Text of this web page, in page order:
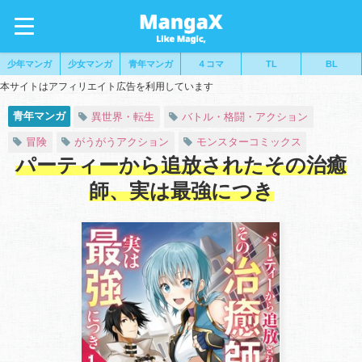
少年マンガ 少女マンガ 青年マンガ ４コマ TL BL
本サイトはアフィリエイト広告を利用しています
青年マンガ 異世界・転生 バトル・格闘・アクション
冒険 がうがうアクション モンスターコミックス
パーティーから追放されたその治癒
師、実は最強につき